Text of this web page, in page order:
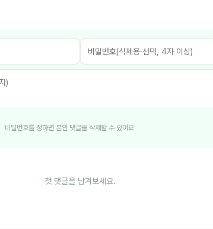
비밀번호를 정하면 본인 댓글을 삭제할 수 있어요
첫 댓글을 남겨보세요.